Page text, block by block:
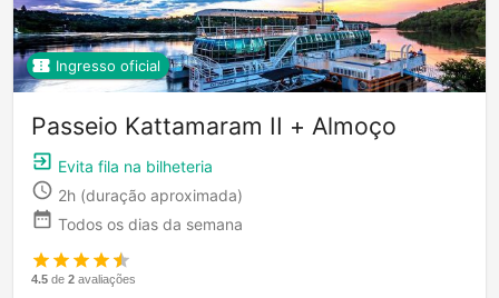
Ingresso oficial
Passeio Kattamaram II + Almoço
Evita fila na bilheteria
2h (duração aproximada)
Todos os dias da semana
4.5 de 2 avaliações